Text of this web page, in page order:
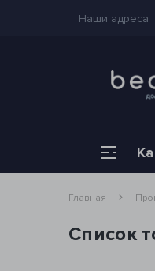
Наши адреса
Главная
Список